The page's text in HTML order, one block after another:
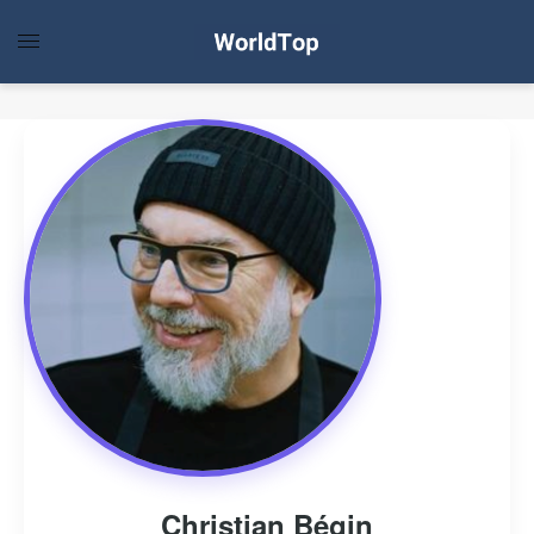
Christian Bégin